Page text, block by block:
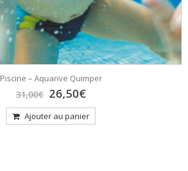
Piscine – Aquarive Quimper
31,00€ Le
prix
initial
était :
26,50€Le
prix
actuel
est :
Ajouter au panier